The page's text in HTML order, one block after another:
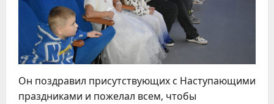
Он поздравил присутствующих с Наступающими
праздниками и пожелал всем, чтобы